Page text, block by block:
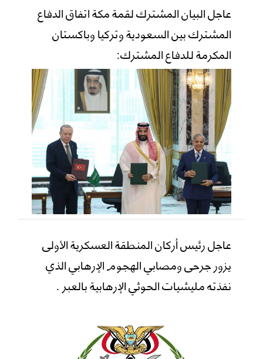
عاجل البيان المشترك لقمة مكة اتفاق الدفاع
المشترك بين السعودية وتركيا وباكستان
المكرمة للدفاع المشترك:
عاجل رئيس أركان المنطقة العسكرية الأولى
يزور جرحى ومصابي الهجوم الإرهابي الذي
نفذته مليشيات الحوثي الإرهابية بالعبر .